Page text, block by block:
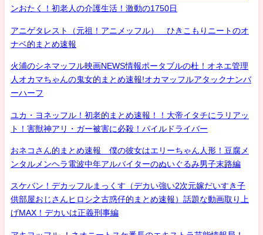
ンおたく！初老人の介護生活！激動の1750日
アニゲタレスト（元祖！アニメッフル） ひきこもりニートのオ
ナベ的まとめ速報
火浦のシネマッフル映画NEWS情報ポータブルの杜！オネエ管理
人オカマちゃんの鬼女的まとめ速報!オカマッフルアタックナンバ
ーハーフ
ユカ・ヨネッフル！初老的まとめ速報！！大帝イタチにラリアッ
ト！害獣神アリ・ガー被害に必殺！パイルドライバー
おネコさん的まとめ速報 僕の彼女はエリーちゃん人形！豆腐メ
ンタルメンヘラ電波中年アルバイターのぬいぐるみ男子末路編
スケバン！デカッフルまっくす（デカい強い2次元嫁だいすき子
供部屋おじさんヒロシ之古惑仔的まとめ速報）話題な動画取り上
げMAX！デカいは正義刑事編